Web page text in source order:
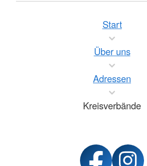
Start
Über uns
Adressen
Kreisverbände